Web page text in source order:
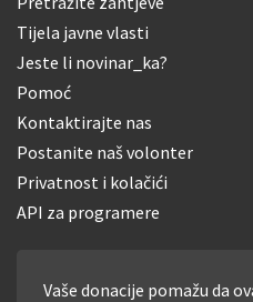
Tijela javne vlasti
Jeste li novinar_ka?
Pomoć
Kontaktirajte nas
Postanite naš volonter
Privatnost i kolačići
API za programere
Vaše donacije pomažu da